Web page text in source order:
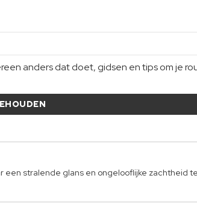
anders dat doet, gidsen en tips om je
een stralende glans en ongelooflijke zachtheid